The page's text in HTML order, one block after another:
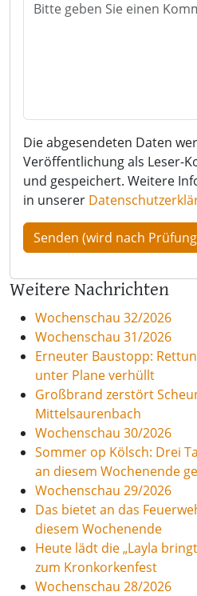
Die abgesendeten Daten
Veröffentlichung als Leser-
und gespeichert. Weitere
in unserer
Weitere Nachrichten
Wochenschau 32/2026
Wochenschau 31/2026
Erneuter Baustopp:
unter Plane verhüllt
Großbrand zerstört
Mittelsaurenbach
Wochenschau 30/2026
Sommer op Kölsch: Drei
an diesem Wochenende
Wochenschau 29/2026
Das bietet an das
diesem Wochenende
Heute lädt die „Layla
zum Kronkorkenfest
Wochenschau 28/2026